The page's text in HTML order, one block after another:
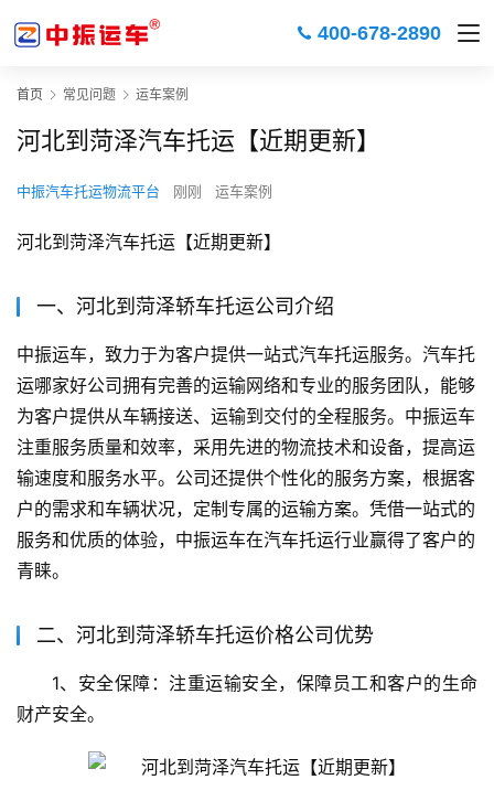
400-678-2890
首页 常见问题 运车案例
河北到菏泽汽车托运【近期更新】
中振汽车托运物流平台 刚刚 运车案例
河北到菏泽汽车托运【近期更新】
一、河北到菏泽轿车托运公司介绍
中振运车，致力于为客户提供一站式汽车托运服务。汽车托
运哪家好公司拥有完善的运输网络和专业的服务团队，能够
为客户提供从车辆接送、运输到交付的全程服务。中振运车
注重服务质量和效率，采用先进的物流技术和设备，提高运
输速度和服务水平。公司还提供个性化的服务方案，根据客
户的需求和车辆状况，定制专属的运输方案。凭借一站式的
服务和优质的体验，中振运车在汽车托运行业赢得了客户的
青睐。
二、河北到菏泽轿车托运价格公司优势
1、安全保障：注重运输安全，保障员工和客户的生命
财产安全。